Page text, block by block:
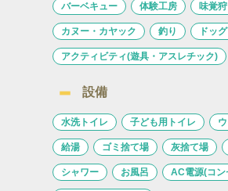
バーベキュー 体験工房 味覚
カヌー・カヤック 釣り ドッ
アクティビティ(遊具・アスレチック)
設備
水洗トイレ 子ども用トイレ
給湯 ゴミ捨て場 灰捨て場
シャワー お風呂 AC電源(コン